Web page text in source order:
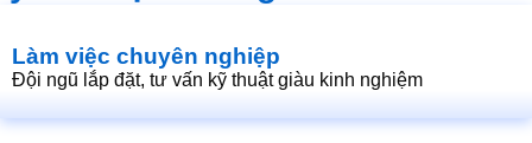
Làm việc chuyên nghiệp
Đội ngũ lắp đặt, tư vấn kỹ thuật giàu kinh nghiệm